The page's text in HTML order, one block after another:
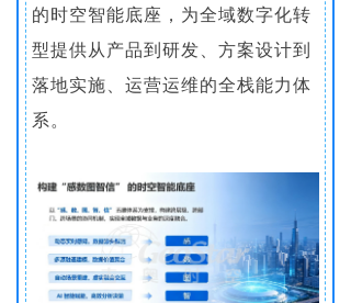
的时空智能底座，为全域数字化转
型提供从产品到研发、方案设计到
落地实施、运营运维的全栈能力体
系。